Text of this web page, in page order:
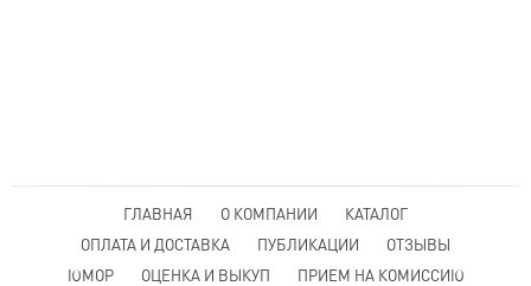
ГЛАВНАЯ О КОМПАНИИ
КАТАЛОГ
ОПЛАТА И ДОСТАВКА
ПУБЛИКАЦИИ
ОТЗЫВЫ
ЮМОР
ОЦЕНКА И ВЫКУП
ПРИЕМ НА КОМИССИЮ